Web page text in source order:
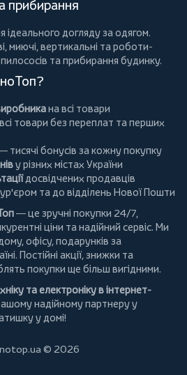
прибирання
ідеального догляду за одягом.
, миючі, вертикальні тароботи-
та прибирання будинку.
на всі товари
товари без переплат та перших
тисячі бонусів за кожну покупку
у різних містах України
досвідчених продавців
та до відділень Нової Пошти
— це зручні покупки 24/7,
ціни та надійний сервіс. Ми
, офісу, подарунків за
Постійні акції, знижки та
покупки ще більш вигідними.
та електроніку в інтернет-
надійному партнеру у
у домі!
© 2026